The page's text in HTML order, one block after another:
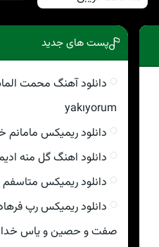
پست های جدید
yakıyorum
دانلود ریمیکس مامانم
دانلود اهنگ گل منه
دانلود ریمیکس متاسفم
دانلود ریمیکس رپ
صفت و حصین و یاس